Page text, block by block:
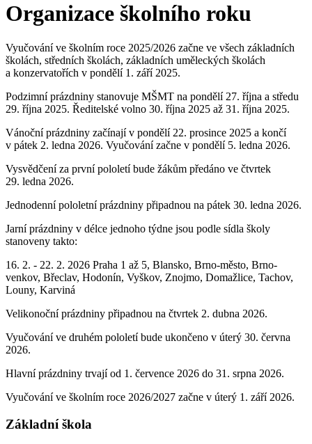
Organizace školního roku
Vyučování ve školním roce 2025/2026 začne ve všech základních
školách, středních školách, základních uměleckých školách
a konzervatořích v pondělí 1. září 2025.
Podzimní prázdniny stanovuje MŠMT na pondělí 27. října a středu
29. října 2025. Ředitelské volno 30. října 2025 až 31. října 2025.
Vánoční prázdniny začínají v pondělí 22. prosince 2025 a končí
v pátek 2. ledna 2026. Vyučování začne v pondělí 5. ledna 2026.
Vysvědčení za první pololetí bude žákům předáno ve čtvrtek
29. ledna 2026.
Jednodenní pololetní prázdniny připadnou na pátek 30. ledna 2026.
Jarní prázdniny v délce jednoho týdne jsou podle sídla školy
stanoveny takto:
16. 2. - 22. 2. 2026 Praha 1 až 5, Blansko, Brno-město, Brno-
venkov, Břeclav, Hodonín, Vyškov, Znojmo, Domažlice, Tachov,
Louny, Karviná
Velikonoční prázdniny připadnou na čtvrtek 2. dubna 2026.
Vyučování ve druhém pololetí bude ukončeno v úterý 30. června
2026.
Hlavní prázdniny trvají od 1. července 2026 do 31. srpna 2026.
Vyučování ve školním roce 2026/2027 začne v úterý 1. září 2026.
Základní škola